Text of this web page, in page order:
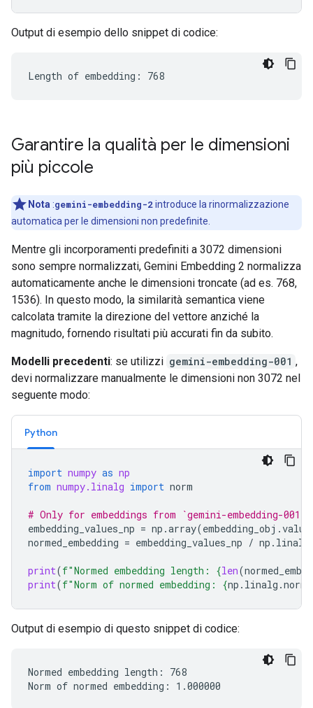
Output di esempio dello snippet di codice:
Garantire la qualità per le dimensioni
più piccole
Nota :gemini-embedding-2introduce la rinormalizzazione
automatica per le dimensioni non predefinite.
Mentre gli incorporamenti predefiniti a 3072 dimensioni
sono sempre normalizzati, Gemini Embedding 2 normalizza
automaticamente anche le dimensioni troncate (ad es. 768,
1536). In questo modo, la similarità semantica viene
calcolata tramite la direzione del vettore anziché la
magnitudo, fornendo risultati più accurati fin da subito.
Modelli precedenti: se utilizzi gemini-embedding-001 ,
devi normalizzare manualmente le dimensioni non 3072 nel
seguente modo:
Python
import numpy as np
from numpy.linalg import norm
# Only for embeddings from `gemini-embedding-001`
embedding_values_np = np .array(embedding_obj .
normed_embedding = embedding_values_np / np . linalg
print(f"Normed embedding length: {len(
print(f"Norm of normed embedding: {np . linalg .norm
Output di esempio di questo snippet di codice:
Normed embedding length: 768